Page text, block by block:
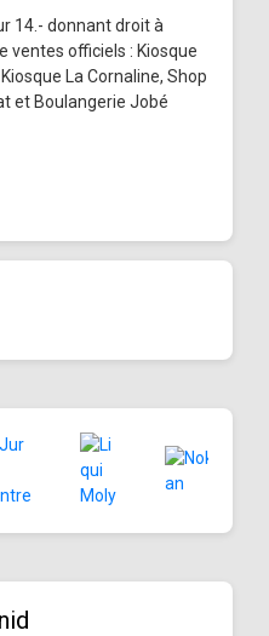
14.- donnant droit à
ventes officiels : Kiosque
La Cornaline, Shop
et Boulangerie Jobé